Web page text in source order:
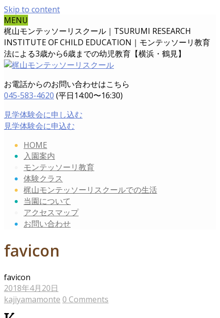
Skip to content
MENU
梶山モンテッソーリスクール｜TSURUMI RESEARCH
INSTITUTE OF CHILD EDUCATION｜ モンテッソーリ教育
法による3歳から6歳までの幼児教育【横浜・鶴見】
お電話からのお問い合わせはこちら
045-583-4620 (平日14:00〜16:30)
見学体験会に申し込む
見学体験会に申込む
HOME
入園案内
モンテッソーリ教育
体験クラス
梶山モンテッソーリスクールでの生活
当園について
アクセスマップ
お問い合わせ
favicon
favicon
2018年4月20日
kajiyamamonte 0 Comments